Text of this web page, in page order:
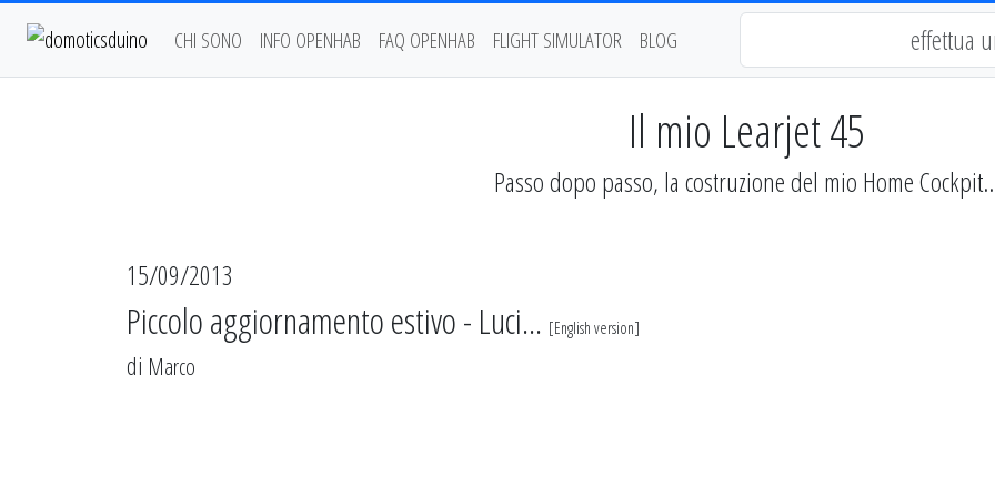
CHI SONO INFO OPENHAB FAQ OPENHAB FLIGHT SIMULATOR BLOG
Il mio Learjet 45
Passo dopo passo, la costruzione del mio Home
15/09/2013
Piccolo aggiornamento estivo - Luci... [English version]
di Marco